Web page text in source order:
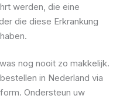
werden, die eine
die diese Erkrankung
nog nooit zo makkelijk.
in Nederland via
Ondersteun uw